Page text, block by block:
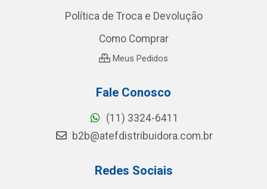
Política de Troca e Devolução
Como Comprar
Meus Pedidos
Fale Conosco
(11) 3324-6411
b2b@atefdistribuidora.com.br
Redes Sociais